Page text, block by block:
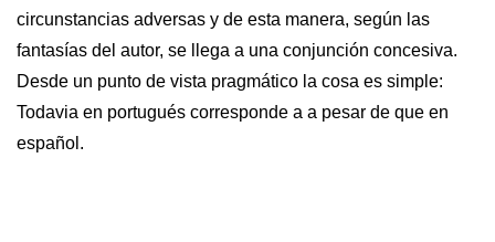
circunstancias adversas y de esta manera, según las
fantasías del autor, se llega a una conjunción concesiva.
Desde un punto de vista pragmático la cosa es simple:
Todavia en portugués corresponde a a pesar de que en
español.